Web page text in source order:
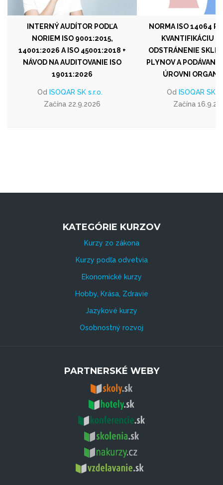
INTERNÝ AUDÍTOR PODĽA
NORIEM ISO 9001:2015,
14001:2026 A ISO 45001:2018 +
NÁVOD NA AUDITOVANIE ISO
19011:2026
Od ISOQAR SK s.r.o.
Začína 22.9.2026
NORMA ISO 14064
KVANTIFIKÁCIU
ODSTRÁNENIE
PLYNOV A
ÚROVNI
Od ISOQAR SK
Začína
KATEGÓRIE KURZOV
Kurzy zo zákona
Kurzy podľa odvetvia
Ekonomické kurzy
Hobby, Krása, Zdravie
Jazykové kurzy
Osobnostný rozvoj
PARTNERSKÉ WEBY